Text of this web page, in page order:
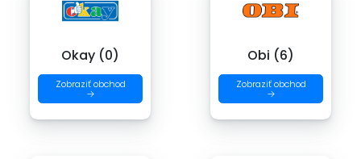
Okay (0)
Zobraziť obchod
→
Obi (6)
Zobraziť obchod
→